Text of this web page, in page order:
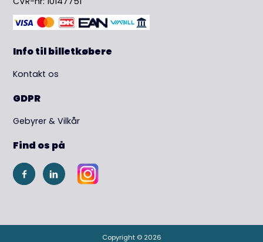
Info til billetkøbere
Kontakt os
GDPR
Gebyrer & Vilkår
Find os på
Copyright © 2026